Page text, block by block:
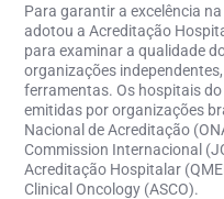
Para garantir a excelência na
adotou a Acreditação
para examinar a qualidade
organizações
ferramentas. Os hospitais
emitidas por organizações
Nacional de Acreditação
Commission Internacional
Acreditação Hospitalar
Clinical Oncology (ASCO).